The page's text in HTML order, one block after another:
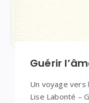
Guérir
Un voyage vers
Lise Labonté –